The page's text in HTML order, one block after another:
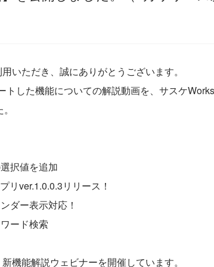
いただき、誠にありがとうございます。
トした機能についての解説動画を、サスケ
択値を追加
リver.1.0.0.3リリース！
ダー表示対応！
ード検索
機能解説ウェビナーを開催しています。